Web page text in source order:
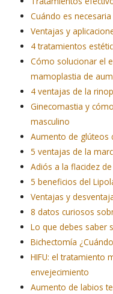
Cuándo es
Ventajas y
4 tratamientos
Cómo solucionar el
mamoplastia de
4 ventajas de la
Ginecomastia y
masculino
Aumento de glúteos
5 ventajas de la
Adiós a la flacidez
5 beneficios del
Ventajas y
8 datos curiosos
Lo que debes saber
Bichectomía
HIFU: el tratamiento
envejecimiento
Aumento de labios